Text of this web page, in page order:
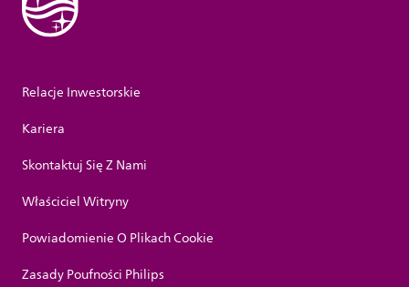
Relacje Inwestorskie
Kariera
Skontaktuj Się Z Nami
Właściciel Witryny
Powiadomienie O Plikach Cookie
Zasady Poufności Philips